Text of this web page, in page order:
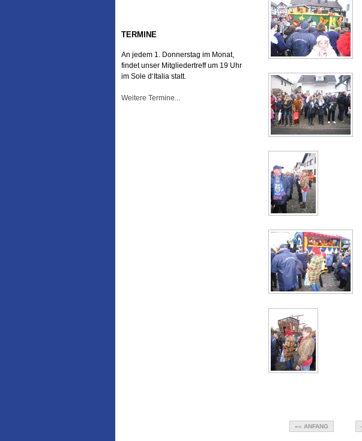
«« ANFANG
TERMINE
An jedem 1. Donnerstag im Monat,
findet unser Mitgliedertreff um 19 Uhr
im Sole d‘Italia statt.
Weitere Termine...